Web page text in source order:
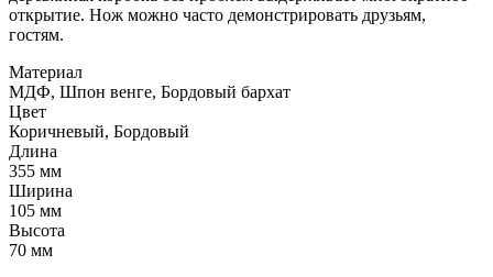
открытие. Нож можно часто демонстрировать друзьям,
гостям.
Материал
МДФ, Шпон венге, Бордовый бархат
Цвет
Коричневый, Бордовый
Длина
355 мм
Ширина
105 мм
Высота
70 мм